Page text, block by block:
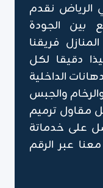
الرياض نقدم
بين الجودة
فريقنا
دقيقا لكل
الداخلية
والجبس
مقاول ترميم
على خدماتة
عبر الرقم